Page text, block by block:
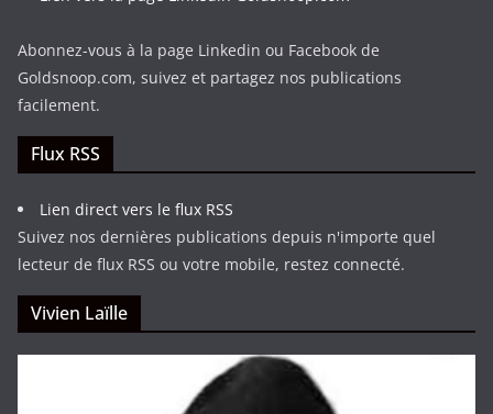
Abonnez-vous à la page Linkedin ou Facebook de
Goldsnoop.com, suivez et partagez nos publications
facilement.
Flux RSS
Lien direct vers le flux RSS
Suivez nos dernières publications depuis n'importe quel
lecteur de flux RSS ou votre mobile, restez connecté.
Vivien Laïlle